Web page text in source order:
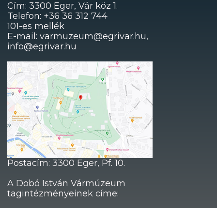
Cím: 3300 Eger, Vár köz 1.
Telefon: +36 36 312 744
101-es mellék
E-mail: varmuzeum@egrivar.hu,
info@egrivar.hu
Postacím: 3300 Eger, Pf. 10.
A Dobó István Vármúzeum
tagintézményeinek címe: